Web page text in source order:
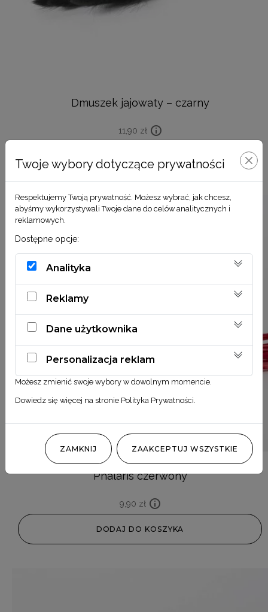
Dmuszek jajowaty – czarny
11,90 zł
Phalaris czerwony
9,90 zł
DODAJ DO KOSZYKA
Twoje wybory dotyczące prywatności
Respektujemy Twoją prywatność. Możesz wybrać, jak chcesz,
abyśmy wykorzystywali Twoje dane do celów analitycznych i
reklamowych.
Dostępne opcje:
Analityka
Reklamy
Dane użytkownika
Personalizacja reklam
Możesz zmienić swoje wybory w dowolnym momencie.
Dowiedz się więcej na stronie Polityka Prywatności.
ZAMKNIJ ZAAKCEPTUJ WSZYSTKIE